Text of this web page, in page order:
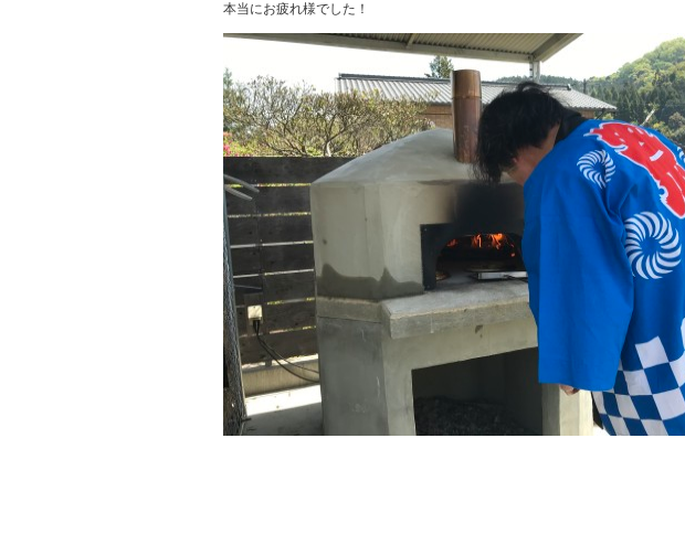
本当にお疲れ様でした！